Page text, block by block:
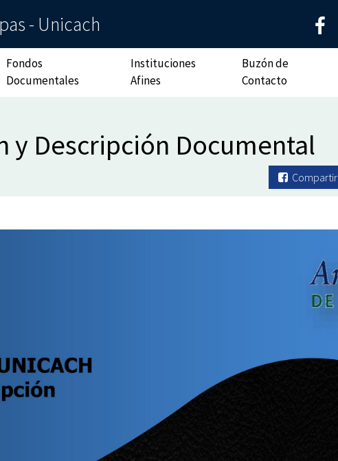
- Unicach
Fondos
Documentales
Instituciones
Afines
Buzón de
Contacto
y Descripción Documental
Compartir